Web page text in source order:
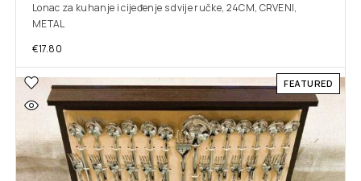
Lonac za kuhanje i cijeđenje s dvije ručke, 24CM, CRVENI,
METAL
€17.80
FEATURED